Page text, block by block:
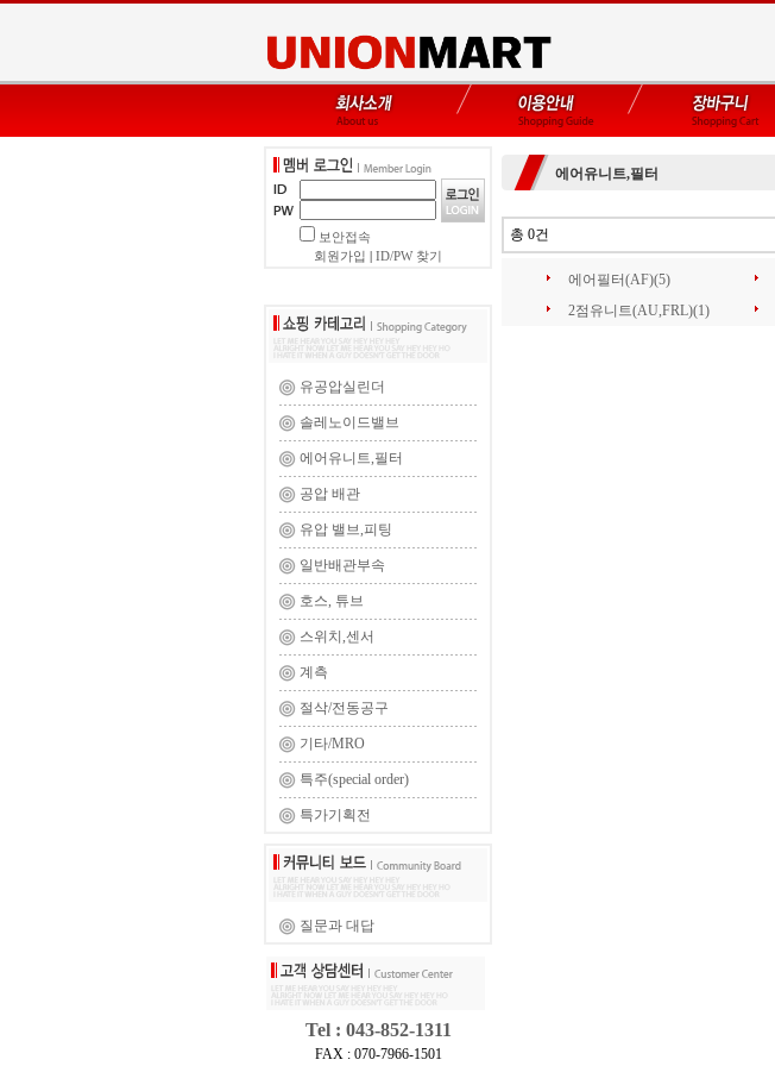
보안접속
회원가입
ID/PW 찾기
유공압실린더
솔레노이드밸브
에어유니트,필터
공압 배관
유압 밸브,피팅
일반배관부속
호스, 튜브
스위치,센서
계측
절삭/전동공구
기타/MRO
특주(special order)
특가기획전
질문과 대답
Tel : 043-852-1311
FAX : 070-7966-1501
에어유니트,필터
총 0건
에어필터(AF)(5)
2점유니트(AU,FRL)(1)